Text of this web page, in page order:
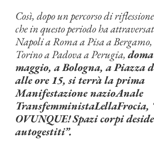
Così, dopo un percorso di
che in questo periodo ha
Napoli a Roma a Pisa a
Torino a Padova a Perugia,
maggio, a Bologna,a Piazza
alle ore 15,si terrà la prima
Manifestazione nazioAnale
TransfemministaLellaFrocia,
OVUNQUE!Spazi corpi
autogestiti”.